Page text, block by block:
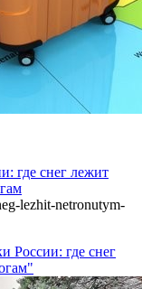
где снег лежит
lezhit-netronutym-
России: где снег